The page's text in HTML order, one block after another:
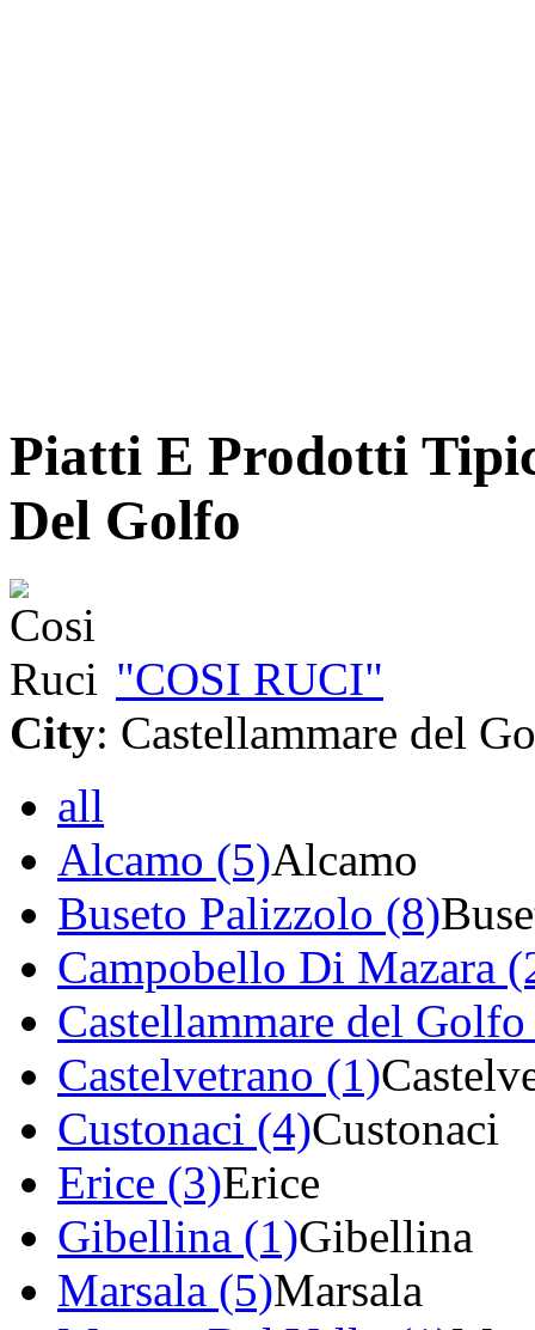
Piatti E Prodotti
Del Golfo
"COSI RUCI"
City: Castellammare del
all
Alcamo (5)Alcamo
Buseto Palizzolo (8)
Campobello Di Mazara
Castellammare del
Castelvetrano (1)
Custonaci (4)Custonaci
Erice (3)Erice
Gibellina (1)Gibellina
Marsala (5)Marsala